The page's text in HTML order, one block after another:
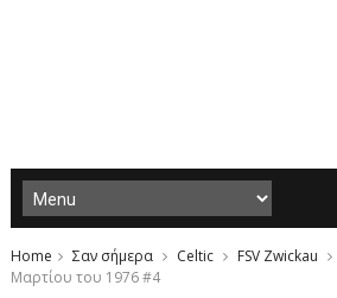
Home Σαν σήμερα Celtic FSV Zwickau
Μαρτίου του 1976 #4